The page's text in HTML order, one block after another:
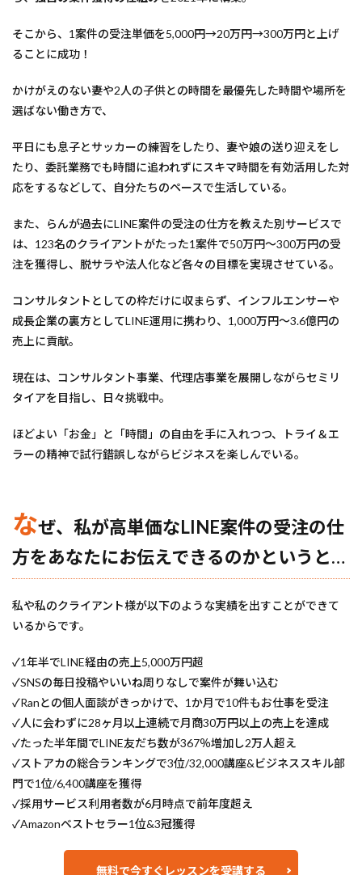
そこから、1案件の受注単価を5,000円→20万円→300万円と上げ
ることに成功！
かけがえのない妻や2人の子供との時間を最優先した時間や場所を
選ばない働き方で、
平日にも息子とサッカーの練習をしたり、妻や娘の送り迎えをし
たり、委託業務でも時間に追われずにスキマ時間を有効活用した対
応をするなどして、自分たちのペースで生活している。
また、らんが過去にLINE案件の受注の仕方を教えた別サービスで
は、123名のクライアントがたった1案件で50万円～300万円の受
注を獲得し、脱サラや法人化など各々の目標を実現させている。
コンサルタントとしての枠だけに収まらず、インフルエンサーや
成長企業の裏方としてLINE運用に携わり、1,000万円～3.6億円の
売上に貢献。
現在は、コンサルタント事業、代理店事業を展開しながらセミリ
タイアを目指し、日々挑戦中。
ほどよい「お金」と「時間」の自由を手に入れつつ、トライ＆エ
ラーの精神で試行錯誤しながらビジネスを楽しんでいる。
なぜ、私が高単価なLINE案件の受注の仕
方をあなたにお伝えできるのかというと…
私や私のクライアント様が以下のような実績を出すことができて
いるからです。
✓1年半でLINE経由の売上5,000万円超
✓SNSの毎日投稿やいいね周りなしで案件が舞い込む
✓Ranとの個人面談がきっかけで、1か月で10件もお仕事を受注
✓人に会わずに28ヶ月以上連続で月商30万円以上の売上を達成
✓たった半年間でLINE友だち数が367％増加し2万人超え
✓ストアカの総合ランキングで3位/32,000講座&ビジネススキル部
門で1位/6,400講座を獲得
✓採用サービス利用者数が6月時点で前年度超え
✓Amazonベストセラー1位&3冠獲得
無料で今すぐレッスンを受講する